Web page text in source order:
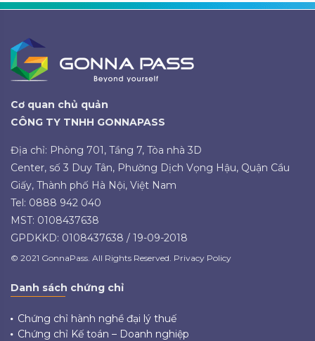
Cơ quan chủ quản
CÔNG TY TNHH GONNAPASS
Địa chỉ: Phòng 701, Tầng 7, Tòa nhà 3D
Center, số 3 Duy Tân, Phường Dịch Vọng Hậu, Quận Cầu
Giấy, Thành phố Hà Nội, Việt Nam
Tel: 0888 942 040
MST: 0108437638
GPDKKD: 0108437638 / 19-09-2018
© 2021 GonnaPass. All Rights Reserved. Privacy Policy
Danh sách chứng chỉ
Chứng chỉ hành nghề đại lý thuế
Chứng chỉ Kế toán – Doanh nghiệp